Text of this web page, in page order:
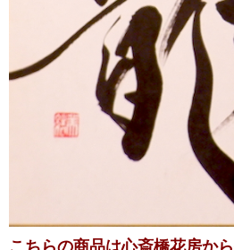
こちらの商品は心斎橋花房から